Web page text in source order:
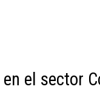
en el sector